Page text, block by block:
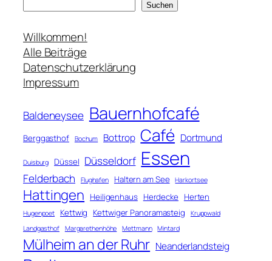
c
h
e
n
Suchen
Willkommen!
Alle Beiträge
Datenschutzerklärung
Impressum
Baldeneysee Bauernhofcafé
Berggasthof Bochum Bottrop Café Dortmund
Duisburg Düssel Düsseldorf Essen
Felderbach Flughafen Haltern am See Harkortsee
Hattingen Heiligenhaus Herdecke Herten
Hugenpoet Kettwig Kettwiger Panoramasteig
Kruppwald
Landgasthof
Margarethenhöhe Mettmann Mintard
Mülheim an der Ruhr Neanderlandsteig